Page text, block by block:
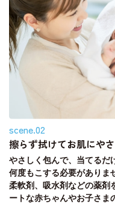
scene.02
擦らず拭けてお肌にや
やさしく包んで、当てるだ
何度もこする必要がありま
柔軟剤、吸水剤などの薬剤
ートな赤ちゃんやお子さま